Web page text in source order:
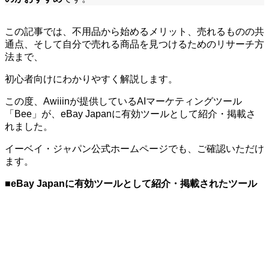
この記事では、不用品から始めるメリット、売れるものの共
通点、そして自分で売れる商品を見つけるためのリサーチ方
法まで、
初心者向けにわかりやすく解説します。
この度、Awiiinが提供しているAIマーケティングツール
「Bee」が、eBay Japanに有効ツールとして紹介・掲載さ
れました。
イーベイ・ジャパン公式ホームページでも、ご確認いただけ
ます。
■eBay Japanに有効ツールとして紹介・掲載されたツール